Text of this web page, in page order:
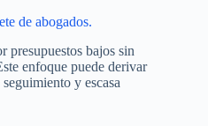
de abogados.
presupuestos bajos sin
enfoque puede derivar
y escasa